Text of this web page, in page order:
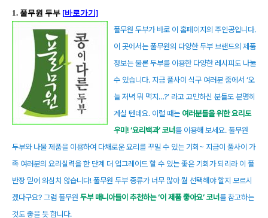
1. 풀무원 두부 [바로가기]
풀무원 두부가 바로 이 홈페이지의 주인공입니다.
이 곳에서는 풀무원의 다양한 두부 브랜드의 제품
정보는 물론 두부를 이용한 다양한 레시피도 나눌
수 있습니다. 지금 풀사이 식구 여러분 중에서 ‘오
늘 저녁 뭐 먹지…?’ 라고 고민하신 분들도 분명히
계실 텐데요. 이럴 때는 여러분들을 위한 요리도
우미! ‘요리백과’ 코너를 이용해 보세요. 풀무원
두부와 나물 제품을 이용하여 다채로운 요리를 꾸밀 수 있는 기회~ 지금이 풀사이 가
족 여러분의 요리실력을 한 단계 더 업그레이드 할 수 있는 좋은 기회가 되리라 이 풀
반장 믿어 의심치 않습니다! 풀무원 두부 종류가 너무 많아 뭘 선택해야 할지 모르시
겠다구요? 그럼 풀무원 두부 매니아들이 추천하는 ‘이 제품 좋아요’ 코너를 참고하는
것도 좋을 듯 합니다.